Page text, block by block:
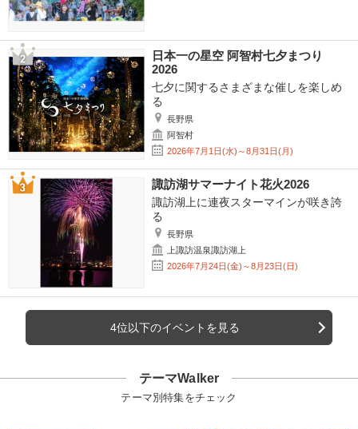
日本一の星空 阿智村七夕まつり
2026
七夕に関するさまざまな催しを楽しめ
る
長野県
阿智村
2026年7月1日(水)～8月31日(月)
諏訪湖サマーナイト花火2026
諏訪湖上に連夜スターマインが咲き誇
る
長野県
上諏訪温泉諏訪湖上
2026年7月24日(金)～8月23日(日)
4位以下のイベントを見る
テーマWalker
テーマ別特集をチェック